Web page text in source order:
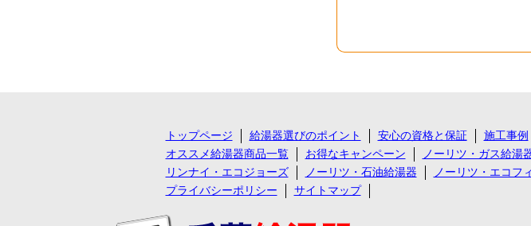
トップページ 給湯器選びのポイント 安心の資格と保証 施工事例
オススメ給湯器商品一覧
お得なキャンペーン ノーリツ・ガス給湯
リンナイ・エコジョーズ
ノーリツ・石油給湯器 ノーリツ・エコフ
プライバシーポリシー
サイトマップ